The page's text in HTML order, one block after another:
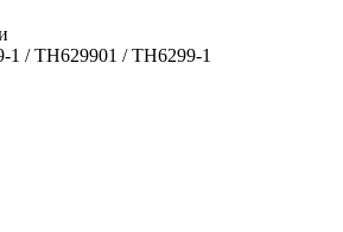
1 / TH629901 / TH6299-1